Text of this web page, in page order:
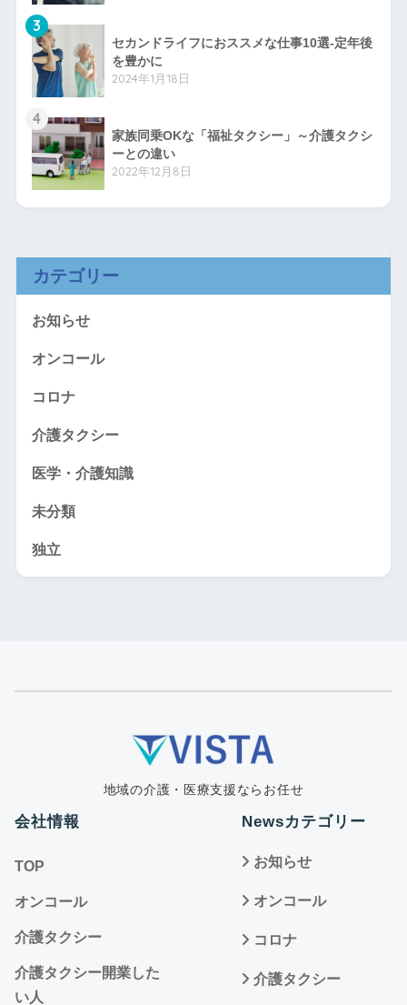
3
セカンドライフにおススメな仕事10選-定年後
を豊かに
2024年1月18日
4
家族同乗OKな「福祉タクシー」～介護タクシ
ーとの違い
2022年12月8日
カテゴリー
お知らせ
オンコール
コロナ
介護タクシー
医学・介護知識
未分類
独立
地域の介護・医療支援ならお任せ
会社情報
TOP
オンコール
介護タクシー
介護タクシー開業した
い人
Newsカテゴリー
お知らせ
オンコール
コロナ
介護タクシー